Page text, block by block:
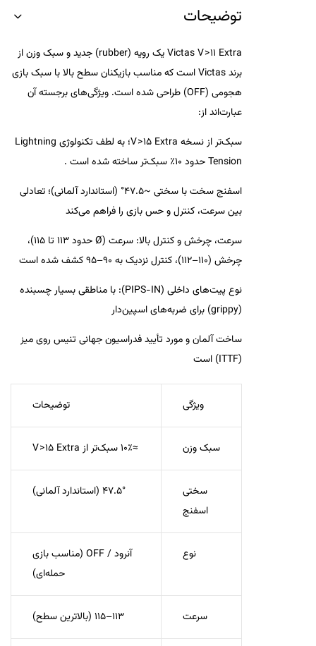
توضیحات
Victas V > 11 Extraیک رویه (rubber) جدید و سبک وزناز
برند Victas است که مناسب بازیکنان سطح بالا با سبک بازی
هجومی (OFF) طراحی شده است. ویژگی‌های برجسته آن
عبارت‌اند از:
سبک‌تر از نسخه V > 15 Extra
؛ به لطف تکنولوژی Lightning
Tensionحدود ۱۰٪ سبک‌تر
ساخته شده است .
اسفنج سخت با سختی ~47.5° (استاندارد آلمانی)
؛ تعادلی
بین سرعت، کنترل و حس بازی را فراهم می‌کند
سرعت، چرخش و کنترل بالا
: سرعت (Ø حدود 113 تا 115)،
چرخش (110–112)، کنترل نزدیک به 90–95 کشف شده است
نوع پیت‌های داخلی (PIPS-IN)
: با مناطقی بسیار چسبنده
(grippy) برای ضربه‌های اسپین‌دار
ساخت آلمانومورد تأیید فدراسیون جهانی تنیس روی میز
(ITTF)
است
ویژگی توضیحات
سبک وزن ≈10٪ سبک‌تر از V > 15 Extra
سختی
اسفنج
47.5° (استاندارد آلمانی)
نوع
آنرود / OFF (مناسب بازی
حمله‌ای)
سرعت 113–115 (بالاترین سطح)